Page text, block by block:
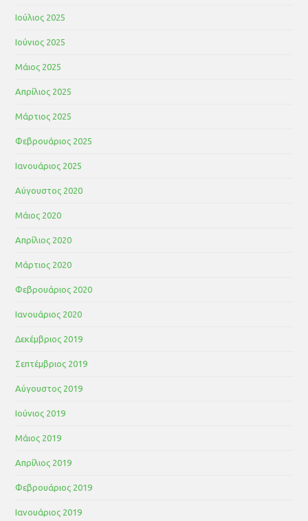
Ιούλιος 2025
Ιούνιος 2025
Μάιος 2025
Απρίλιος 2025
Μάρτιος 2025
Φεβρουάριος 2025
Ιανουάριος 2025
Αύγουστος 2020
Μάιος 2020
Απρίλιος 2020
Μάρτιος 2020
Φεβρουάριος 2020
Ιανουάριος 2020
Δεκέμβριος 2019
Σεπτέμβριος 2019
Αύγουστος 2019
Ιούνιος 2019
Μάιος 2019
Απρίλιος 2019
Φεβρουάριος 2019
Ιανουάριος 2019